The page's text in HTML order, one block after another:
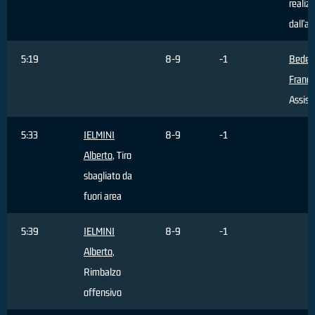
5:19 8-9 -1
Assist
5:33
IELMINI
Alberto, Tiro
sbagliato da
fuori area
8-9 -1
5:39
IELMINI
Alberto,
Rimbalzo
offensivo
8-9 -1